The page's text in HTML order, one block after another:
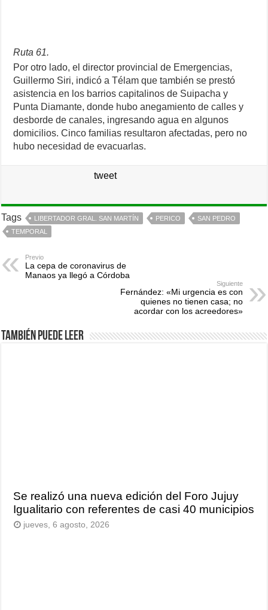
Ruta 61.
Por otro lado, el director provincial de Emergencias,
Guillermo Siri, indicó a Télam que también se prestó
asistencia en los barrios capitalinos de Suipacha y
Punta Diamante, donde hubo anegamiento de calles y
desborde de canales, ingresando agua en algunos
domicilios. Cinco familias resultaron afectadas, pero no
hubo necesidad de evacuarlas.
tweet
Tags LIBERTADOR GRAL. SAN MARTÍN PERICO
SAN PEDRO
TEMPORAL
Previo
La cepa de coronavirus de
Manaos ya llegó a Córdoba
Siguiente
Fernández: «Mi urgencia es con
quienes no tienen casa; no
acordar con los acreedores»
También puede leer
Se realizó una nueva edición del Foro Jujuy
Igualitario con referentes de casi 40 municipios
jueves, 6 agosto, 2026